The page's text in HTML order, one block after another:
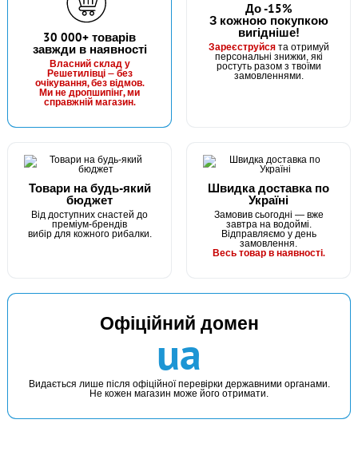
#20060020
В наявності
170 грн 1 шт.
Спінінг Kalipso 1805 30-60гр
КУПИТИ
Спінінг Kalipso 2106 30-60гр
30 000+ товарів
завжди в наявності
Власний склад у
Решетилівці — без
очікування, без відмов.
Ми не дропшипінг, ми
справжній магазин.
До -15%
З кожною покупкою
вигідніше!
Зареєструйсята отримуй
персональні знижки, які
ростуть разом з твоїми
замовленнями.
Товари на будь-який
бюджет
Від доступних снастей до
преміум-брендів
вибір для кожного рибалки.
Швидка доставка по
Україні
Замовив сьогодні — вже
завтра на водоймі.
Відправляємо у день
замовлення.
Весь товар в наявності.
Офіційний домен
ua
Видається лише після офіційної перевірки державними органами.
Не кожен магазин може його отримати.